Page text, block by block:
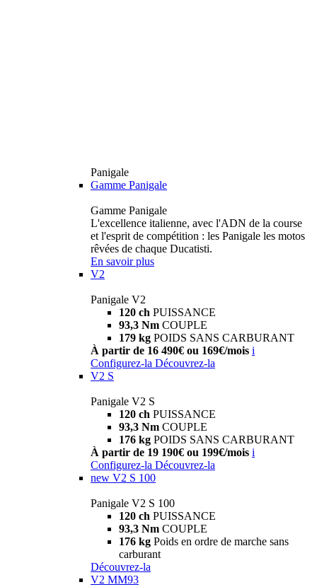
Panigale
Gamme Panigale
Gamme Panigale
L'excellence italienne, avec l'ADN de la course
et l'esprit de compétition : les Panigale les motos
rêvées de chaque Ducatisti.
En savoir plus
V2
Panigale V2
120 ch PUISSANCE
93,3 Nm COUPLE
179 kg POIDS SANS CARBURANT
À partir de 16 490€ ou 169€/mois i
Configurez-la Découvrez-la
V2 S
Panigale V2 S
120 ch PUISSANCE
93,3 Nm COUPLE
176 kg POIDS SANS CARBURANT
À partir de 19 190€ ou 199€/mois i
Configurez-la Découvrez-la
new V2 S 100
Panigale V2 S 100
120 ch PUISSANCE
93,3 Nm COUPLE
176 kg Poids en ordre de marche sans
carburant
Découvrez-la
V2 MM93